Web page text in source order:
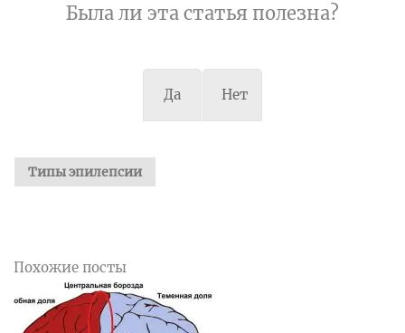
Была ли эта статья полезна?
Да Нет
Типы эпилепсии
Похожие посты